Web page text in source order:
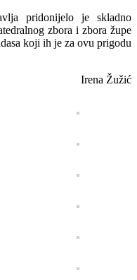
pridonijelo je skladno
zbora i zbora župe
koji ih je za ovu prigodu
Irena Žužić